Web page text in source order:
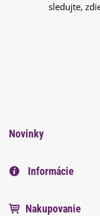
sledujte,
Novinky
Informácie
Nakupovanie